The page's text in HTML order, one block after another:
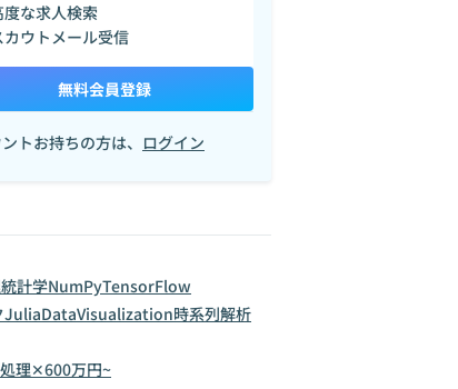
度な求人検索
カウトメール受信
無料会員登録
トお持ちの方は、 ログイン
統計学NumPyTensorFlow
JuliaDataVisualization時系列解析
理✕600万円~